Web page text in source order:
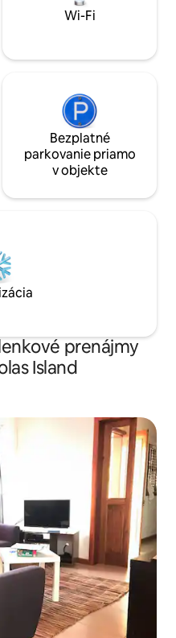
Wi-Fi
Bezplatné
parkovanie priamo
v objekte
prenájmy
Island